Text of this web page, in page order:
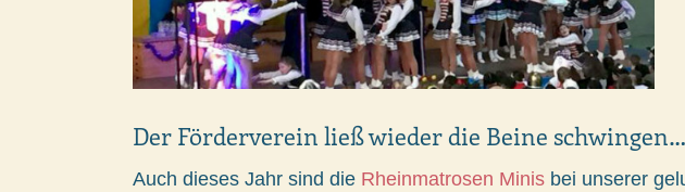
Der Förderverein ließ wieder die Beine schwingen…
Auch dieses Jahr sind die Rheinmatrosen Minis bei unserer